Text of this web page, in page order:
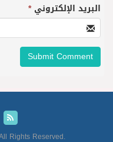
البريد الإلكتروني*
Rights Reserved.